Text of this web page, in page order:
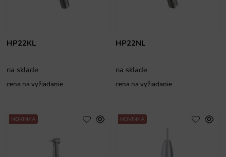
HP22KL
na sklade
cena na vyžiadanie
HP22NL
na sklade
cena na vyžiadanie
NOVINKA NOVINKA